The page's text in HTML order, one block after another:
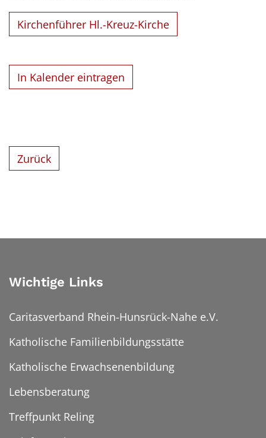
Kirchenführer Hl.-Kreuz-Kirche
In Kalender eintragen
Zurück
Wichtige Links
Caritasverband Rhein-Hunsrück-Nahe e.V.
Katholische Familienbildungsstätte
Katholische Erwachsenenbildung
Lebensberatung
Treffpunkt Reling